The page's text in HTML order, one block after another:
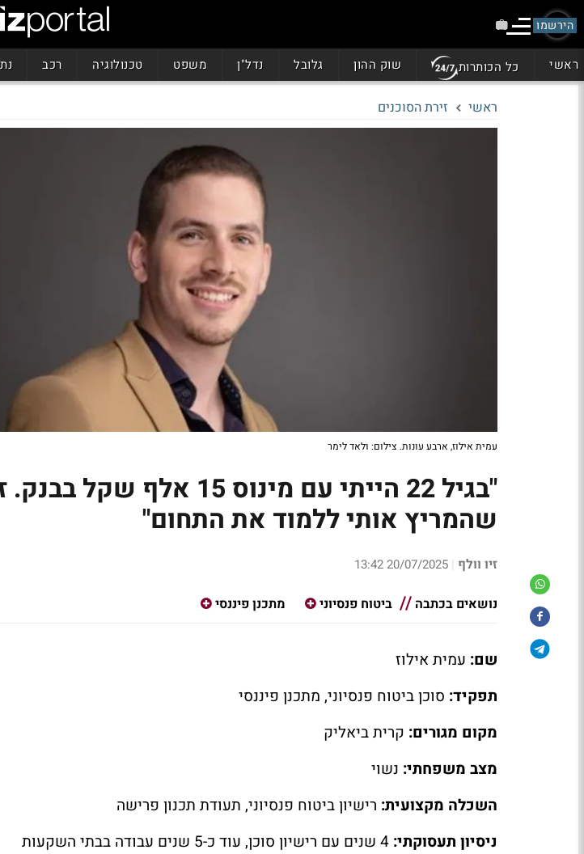
הירשמו
ראשי כל הכותרות שוק ההון גלובל נדל"ן משפט טכנולוגיה רכב
ראשי זירת הסוכנים
עמית אילוז, ארבע עונות. צילום: ולאד לימר
"בגיל 22 הייתי עם מינוס 15 אלף
שהמריץ אותי ללמוד את התחום"
זיו וולף |
20/07/2025 13:42
נושאים בכתבה
ביטוח פנסיוני מתכנן פיננסי
שם: עמית אילוז
תפקיד: סוכן ביטוח פנסיוני, מתכנן פיננסי
מקום מגורים: קרית ביאליק
מצב משפחתי: נשוי
השכלה מקצועית: רישיון ביטוח פנסיוני, תעודת תכנון פרישה
ניסיון תעסוקתי: